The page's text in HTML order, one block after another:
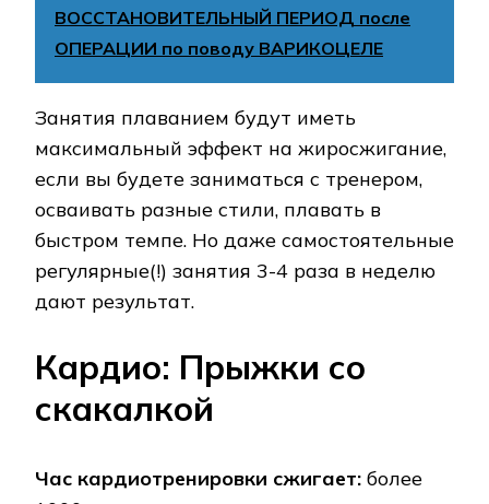
ВОССТАНОВИТЕЛЬНЫЙ ПЕРИОД после
ОПЕРАЦИИ по поводу ВАРИКОЦЕЛЕ
Занятия плаванием будут иметь
максимальный эффект на жиросжигание,
если вы будете заниматься с тренером,
осваивать разные стили, плавать в
быстром темпе. Но даже самостоятельные
регулярные(!) занятия 3-4 раза в неделю
дают результат.
Кардио: Прыжки со
скакалкой
Час кардиотренировки сжигает: более